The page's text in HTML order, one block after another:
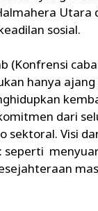
sosial.
(Konfrensi
hanya
dari
sektoral. Visi
seperti